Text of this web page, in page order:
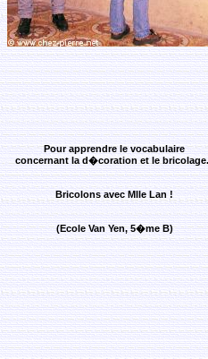
Pour apprendre le vocabulaire
concernant la d�coration et le
Bricolons avec Mlle Lan !
(Ecole Van Yen, 5�me B)